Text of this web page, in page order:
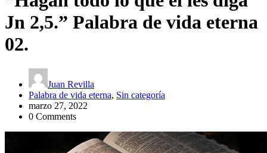
Jn 2,5.” Palabra de vida eterna
02.
Juan Revilla
Palabra de vida eterna, Sin categoría
marzo 27, 2022
0 Comments